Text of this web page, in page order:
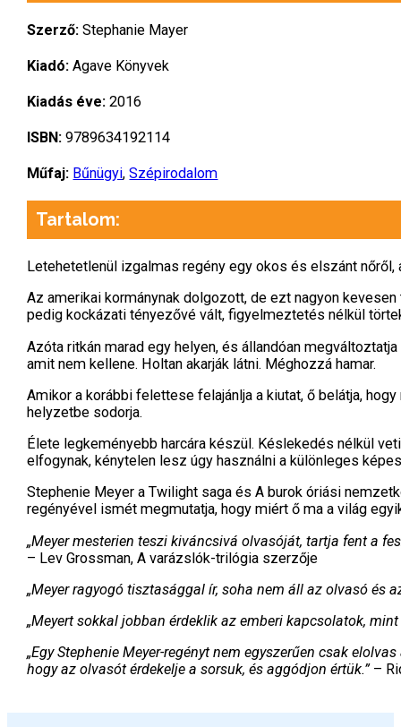
Szerző: Stephanie Mayer
Kiadó: Agave Könyvek
Kiadás éve: 2016
ISBN: 9789634192114
Műfaj: Bűnügyi,Szépirodalom
Tartalom:
Letehetetlenül ​izgalmas regény egy okos és elszánt
Az amerikai kormánynak dolgozott, de ezt nagyon
pedig kockázati tényezővé vált, figyelmeztetés nélkül
Azóta ritkán marad egy helyen, és állandóan
amit nem kellene. Holtan akarják látni. Méghozzá hamar.
Amikor a korábbi felettese felajánlja a kiutat, ő belátja,
helyzetbe sodorja.
Élete legkeményebb harcára készül. Késlekedés nélkül
elfogynak, kénytelen lesz úgy használni a különleges
Stephenie Meyer a Twilight saga és A burok óriási
regényével ismét megmutatja, hogy miért ő ma a világ
„Meyer mesterien teszi kiváncsivá olvasóját, tartja fent a
– Lev Grossman, A varázslók-trilógia szerzője
„Meyer ragyogó tisztasággal ír, soha nem áll az olvasó és
„Meyert sokkal jobban érdeklik az emberi kapcsolatok,
„Egy Stephenie Meyer-regényt nem egyszerűen csak
hogy az olvasót érdekelje a sorsuk, és aggódjon értük.”–